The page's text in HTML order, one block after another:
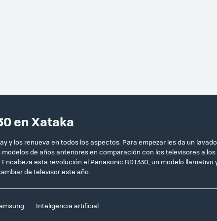
en Xataka
y los renueva en todos los aspectos. Para empezar les da un lavado
de años anteriores en comparación con los televisores a los
esta revolución el Panasonic BDT330, un modelo llamativo
de televisor este año.
Inteligencia artificial